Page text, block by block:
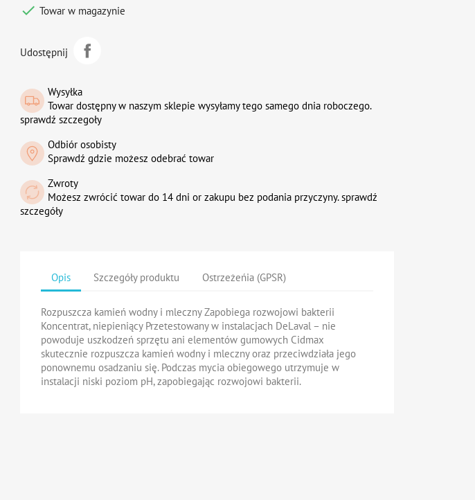
 Towar w magazynie
Udostępnij
Wysyłka
Towar dostępny w naszym sklepie wysyłamy tego samego dnia roboczego.
sprawdź szczegoły
Odbiór osobisty
Sprawdź gdzie możesz odebrać towar
Zwroty
Możesz zwrócić towar do 14 dni or zakupu bez podania przyczyny. sprawdź
szczegóły
Opis Szczegóły produktu Ostrzeżeńia (GPSR)
Rozpuszcza kamień wodny i mleczny Zapobiega rozwojowi bakterii
Koncentrat, niepieniący Przetestowany w instalacjach DeLaval – nie
powoduje uszkodzeń sprzętu ani elementów gumowych Cidmax
skutecznie rozpuszcza kamień wodny i mleczny oraz przeciwdziała jego
ponownemu osadzaniu się. Podczas mycia obiegowego utrzymuje w
instalacji niski poziom pH, zapobiegając rozwojowi bakterii.